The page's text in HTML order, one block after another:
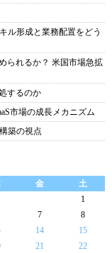
ル形成と業務配置をどう
られるか？ 米国市場急拡
するのか
市場の成長メカニズム
築の視点
金
土
1
7
8
14
15
21
22